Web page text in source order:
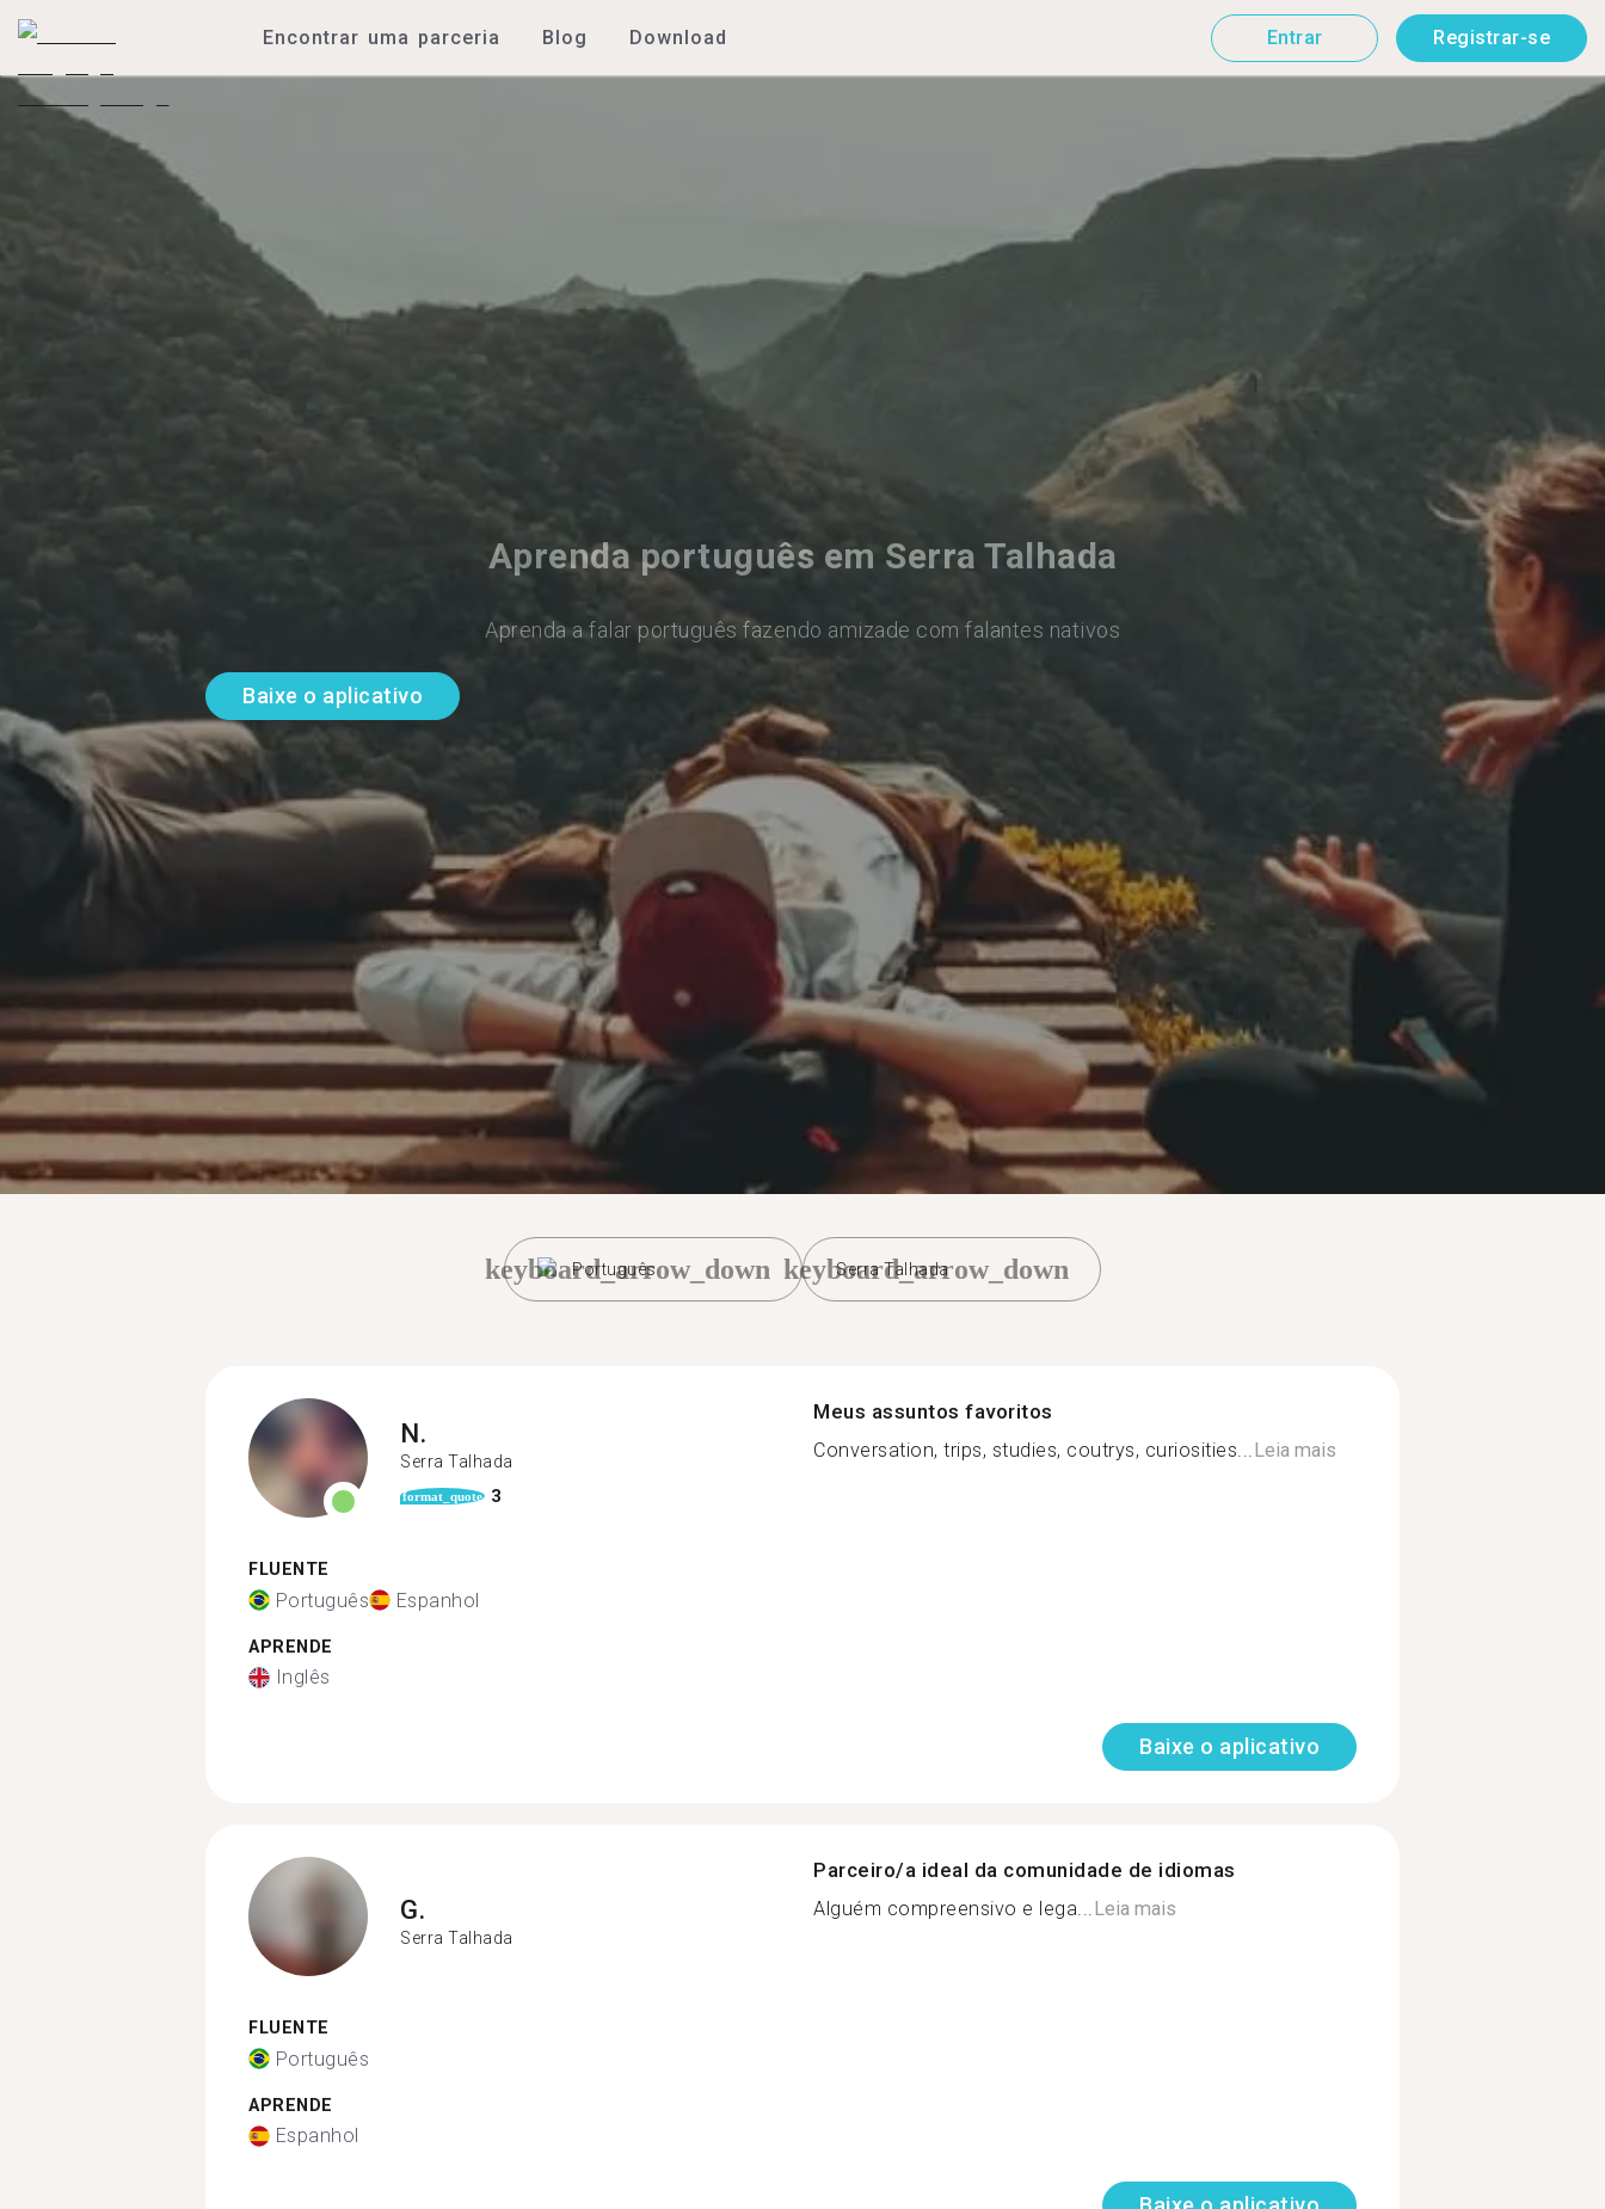
Encontrar uma parceria Blog Download Entrar Registrar-se
Aprenda português em Serra Talhada
Aprenda a falar português fazendo amizade com falantes nativos
Baixe o aplicativo
Português
keyboard_arrow_down Serra Talhada
keyboard_arrow_down
N.
Serra Talhada
format_quote 3
FLUENTE
Português Espanhol
APRENDE
Inglês
Meus assuntos favoritos
Conversation, trips, studies, coutrys, curiosities...Leia mais
Baixe o aplicativo
G.
Serra Talhada
FLUENTE
Português
APRENDE
Espanhol
Parceiro/a ideal da comunidade de idiomas
Alguém compreensivo e lega...Leia mais